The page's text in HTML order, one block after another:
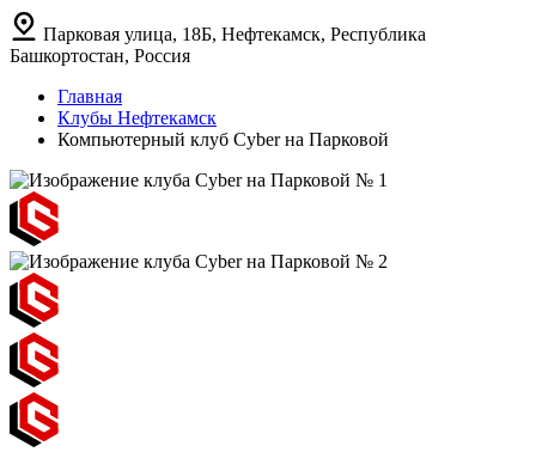
Парковая улица, 18Б, Нефтекамск, Республика
Башкортостан, Россия
Главная
Клубы Нефтекамск
Компьютерный клуб Cyber на Парковой